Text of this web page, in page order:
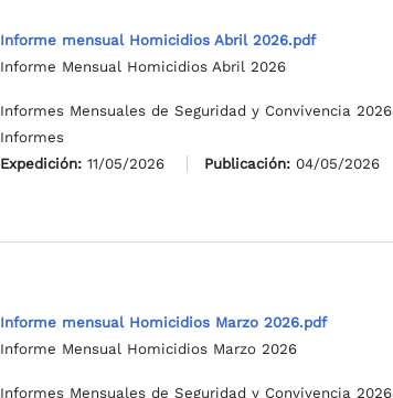
Informe mensual Homicidios Abril 2026.pdf
Informe Mensual Homicidios Abril 2026
Informes Mensuales de Seguridad y Convivencia 2026
Informes
Expedición: 11/05/2026 Publicación: 04/05/2026
Informe mensual Homicidios Marzo 2026.pdf
Informe Mensual Homicidios Marzo 2026
Informes Mensuales de Seguridad y Convivencia 2026